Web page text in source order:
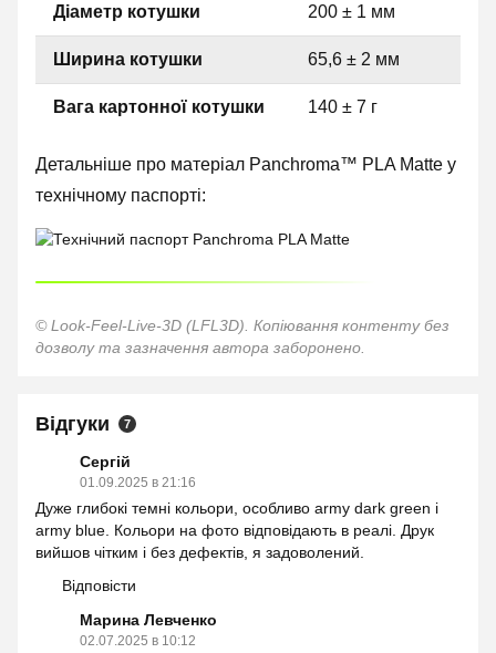
Діаметр котушки 200 ± 1 мм
Ширина котушки 65,6 ± 2 мм
Вага картонної котушки 140 ± 7 г
Детальніше про матеріал Panchroma™ PLA Matte у
технічному паспорті:
© Look-Feel-Live-3D (LFL3D). Копіювання контенту без
дозволу та зазначення автора заборонено.
Відгуки 7
Сергій
01.09.2025 в 21:16
Дуже глибокі темні кольори, особливо army dark green і
army blue. Кольори на фото відповідають в реалі. Друк
вийшов чітким і без дефектів, я задоволений.
Відповісти
Марина Левченко
02.07.2025 в 10:12